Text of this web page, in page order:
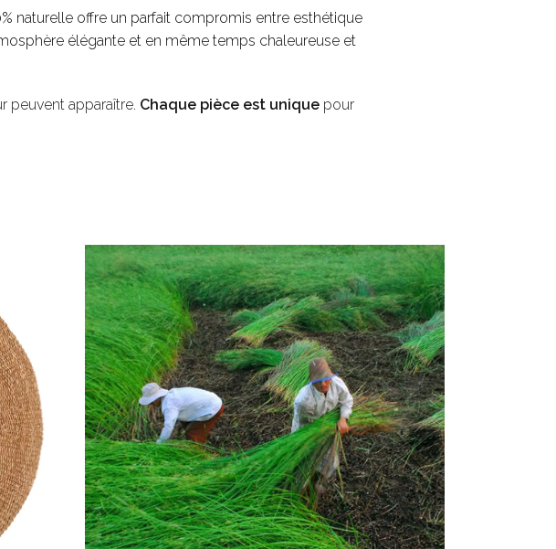
naturelle offre un parfait compromis entre esthétique
élégante et en même temps chaleureuse et
peuvent apparaître. Chaque pièce est uniquepour